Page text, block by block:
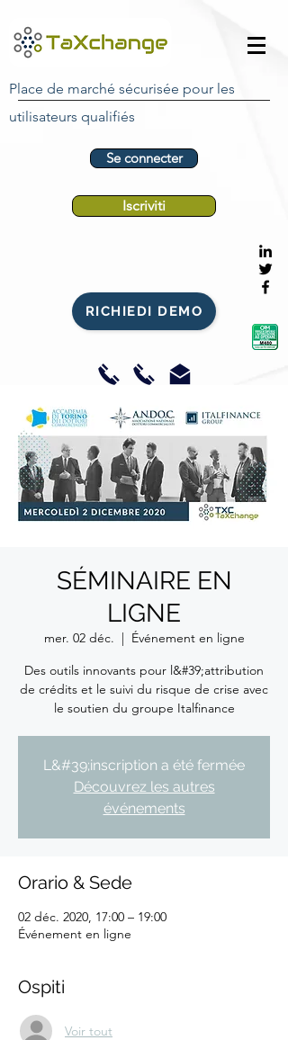
Place de marché sécurisée pour les
utilisateurs qualifiés
Se connecter
Iscriviti
RICHIEDI DEMO
SÉMINAIRE EN
LIGNE
mer. 02 déc.
  |
Événement en ligne
Des outils innovants pour l&#39;attribution
de crédits et le suivi du risque de crise avec
le soutien du groupe Italfinance
L&#39;inscription a été fermée
Découvrez les autres
événements
Orario & Sede
02 déc. 2020, 17:00 – 19:00
Événement en ligne
Ospiti
Voir tout